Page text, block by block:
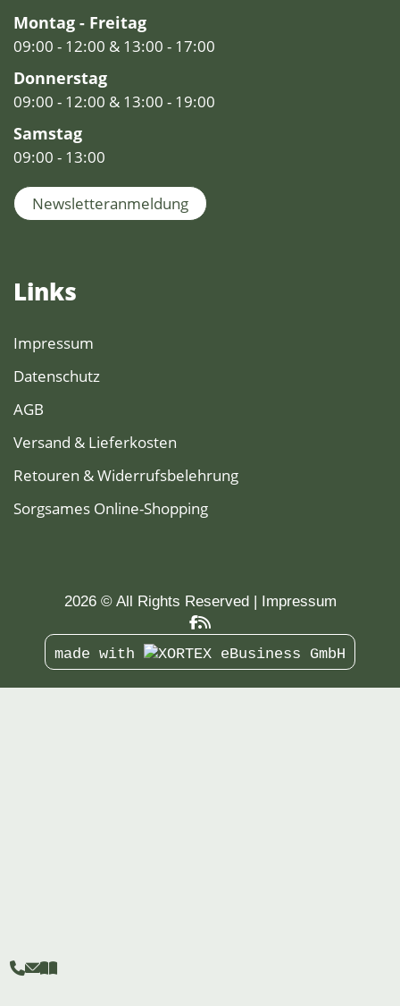

Montag - Freitag
09:00 - 12:00 & 13:00 - 17:00
Donnerstag
09:00 - 12:00 & 13:00 - 19:00
Samstag
09:00 - 13:00
Newsletteranmeldung
Links
Impressum
Datenschutz
AGB
Versand & Lieferkosten
Retouren & Widerrufsbelehrung
Sorgsames Online-Shopping
2026 © All Rights Reserved Impressum
made with